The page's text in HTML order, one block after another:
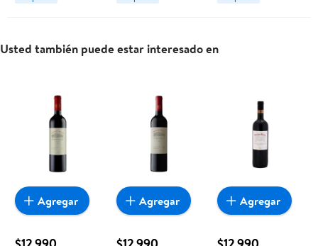
Pionero
Usted también puede estar interesado en
Agregar Agregar Agregar